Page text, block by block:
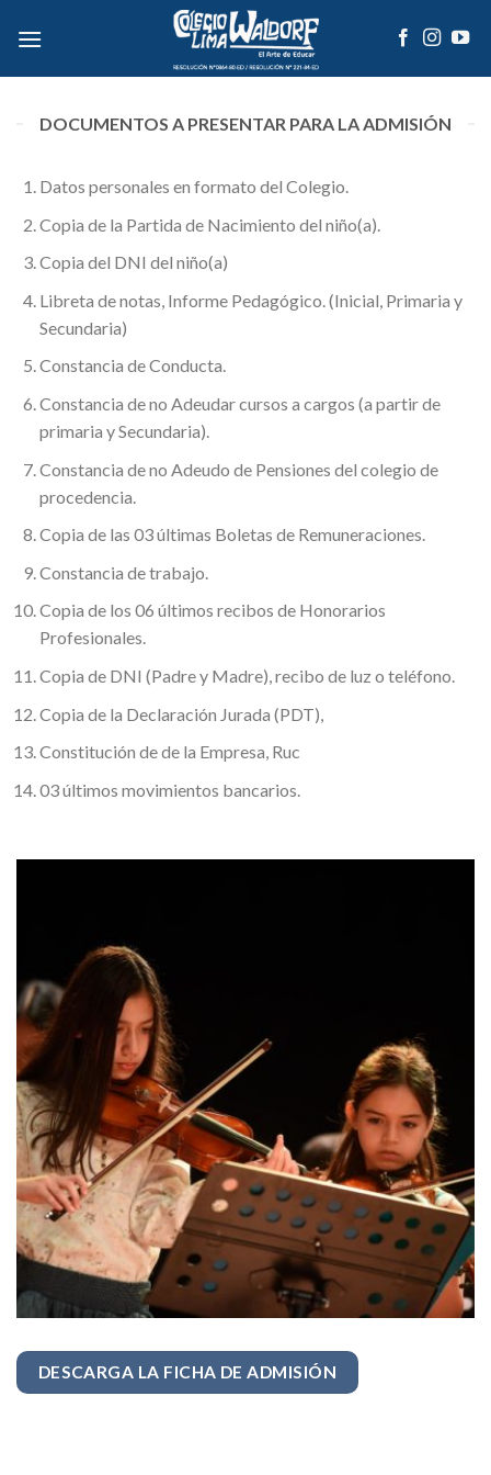
DOCUMENTOS A PRESENTAR PARA LA ADMISIÓN
Datos personales en formato del Colegio.
Copia de la Partida de Nacimiento del niño(a).
Copia del DNI del niño(a)
Libreta de notas, Informe Pedagógico. (Inicial, Primaria y
Secundaria)
Constancia de Conducta.
Constancia de no Adeudar cursos a cargos (a partir de
primaria y Secundaria).
Constancia de no Adeudo de Pensiones del colegio de
procedencia.
Copia de las 03 últimas Boletas de Remuneraciones.
Constancia de trabajo.
Copia de los 06 últimos recibos de Honorarios
Profesionales.
Copia de DNI (Padre y Madre), recibo de luz o teléfono.
Copia de la Declaración Jurada (PDT),
Constitución de de la Empresa, Ruc
03 últimos movimientos bancarios.
DESCARGA LA FICHA DE ADMISIÓN